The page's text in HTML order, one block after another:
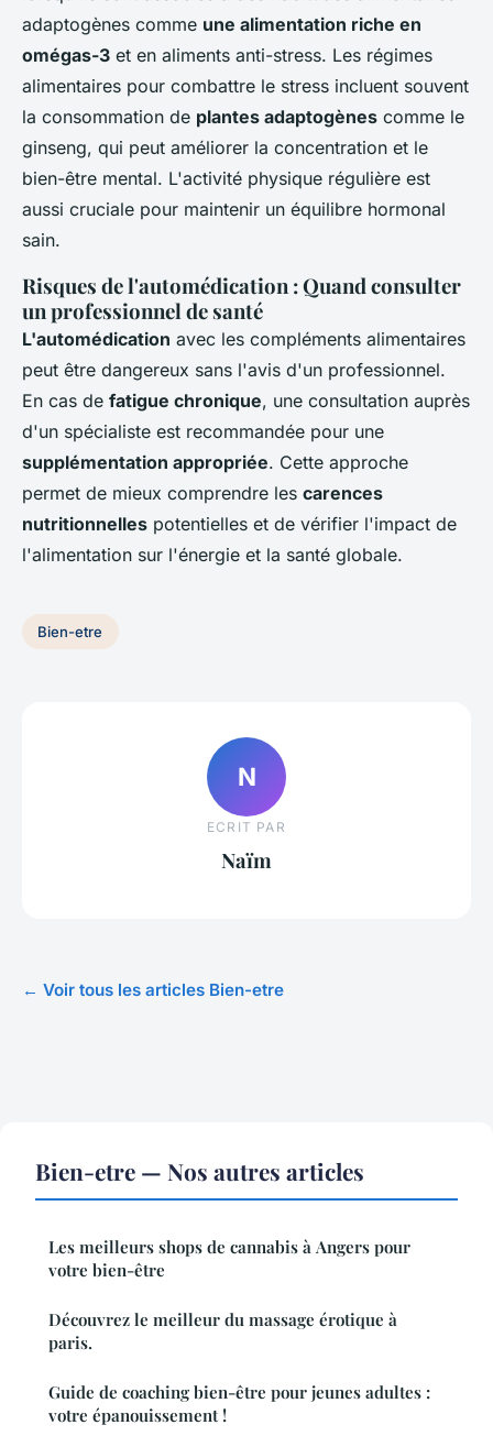
adaptogènes comme une alimentation riche en
omégas-3 et en aliments anti-stress. Les régimes
alimentaires pour combattre le stress incluent souvent
la consommation de plantes adaptogènes comme le
ginseng, qui peut améliorer la concentration et le
bien-être mental. L'activité physique régulière est
aussi cruciale pour maintenir un équilibre hormonal
sain.
Risques de l'automédication : Quand consulter
un professionnel de santé
L'automédication avec les compléments alimentaires
peut être dangereux sans l'avis d'un professionnel.
En cas de fatigue chronique, une consultation auprès
d'un spécialiste est recommandée pour une
supplémentation appropriée. Cette approche
permet de mieux comprendre les carences
nutritionnelles potentielles et de vérifier l'impact de
l'alimentation sur l'énergie et la santé globale.
Bien-etre
N
ECRIT PAR
Naïm
← Voir tous les articles Bien-etre
Bien-etre — Nos autres articles
Les meilleurs shops de cannabis à Angers pour
votre bien-être
Découvrez le meilleur du massage érotique à
paris.
Guide de coaching bien-être pour jeunes adultes :
votre épanouissement !